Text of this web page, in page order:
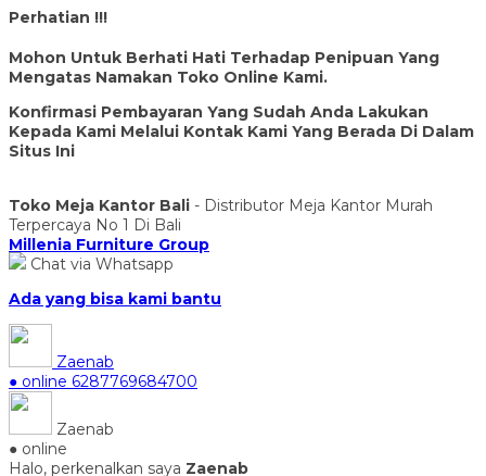
Perhatian !!!
Mohon Untuk Berhati Hati Terhadap Penipuan Yang
Mengatas Namakan Toko Online Kami.
Konfirmasi Pembayaran Yang Sudah Anda Lakukan
Kepada Kami Melalui Kontak Kami Yang Berada Di Dalam
Situs Ini
Toko Meja Kantor Bali - Distributor Meja Kantor Murah
Terpercaya No 1 Di Bali
Millenia Furniture Group
Chat via Whatsapp
Ada yang bisa kami bantu
Zaenab
● online 6287769684700
Zaenab
● online
Halo, perkenalkan saya Zaenab